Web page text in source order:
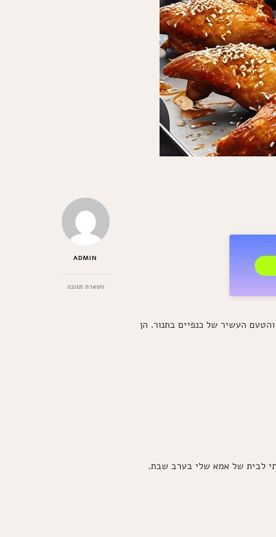
ADMIN
השארת תגובהבנושא
העשיר של כנפיים בתנור. הן
לבית של אמא שלי בערב שבת.